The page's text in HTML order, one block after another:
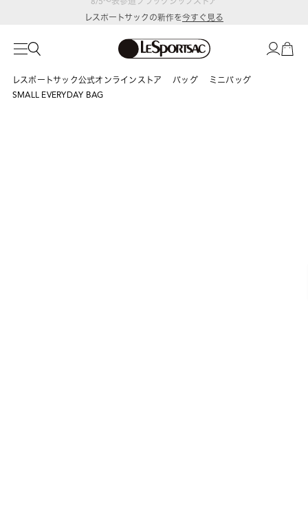
レスポートサックの新作を 今すぐ見る
レスポートサック公式オンラインストア バッグ
ミニバッグ
SMALL EVERYDAY BAG